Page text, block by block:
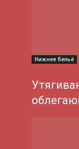
Нижнее бельё